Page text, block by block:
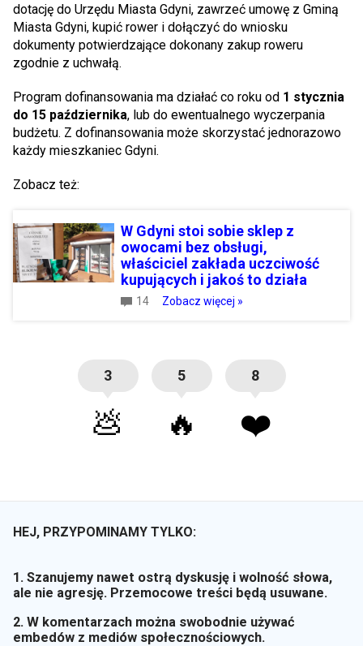
dotację do Urzędu Miasta Gdyni, zawrzeć umowę z Gminą
Miasta Gdyni, kupić rower i dołączyć do wniosku
dokumenty potwierdzające dokonany zakup roweru
zgodnie z uchwałą.
Program dofinansowania ma działać co roku od 1 stycznia
do 15 października, lub do ewentualnego wyczerpania
budżetu. Z dofinansowania może skorzystać jednorazowo
każdy mieszkaniec Gdyni.
Zobacz też:
W Gdyni stoi sobie sklep z
owocami bez obsługi,
właściciel zakłada uczciwość
kupujących i jakoś to działa
14 Zobacz więcej »
3
💩
5
🔥
8
❤️
HEJ, PRZYPOMINAMY TYLKO:
1. Szanujemy nawet ostrą dyskusję i wolność słowa,
ale nie agresję. Przemocowe treści będą usuwane.
2. W komentarzach można swobodnie używać
embedów z mediów społecznościowych.